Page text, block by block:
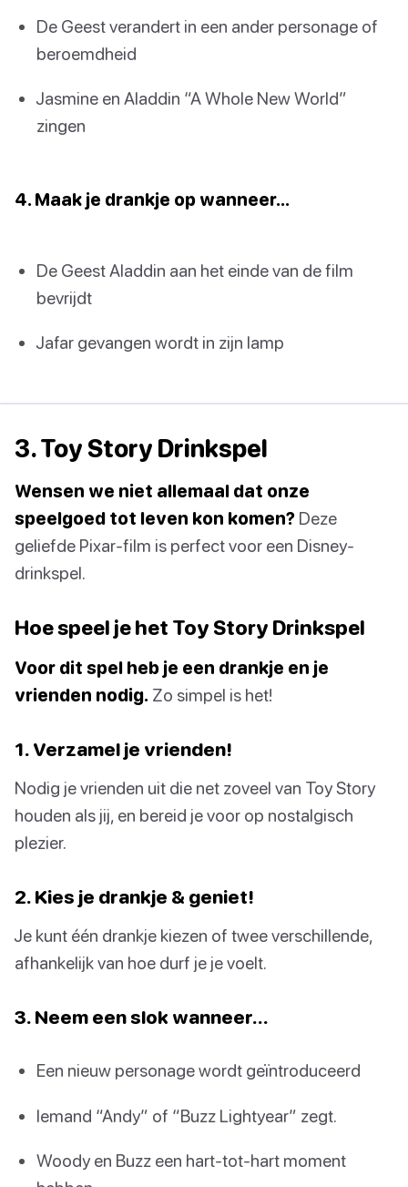
De Geest verandert in een ander personage of
beroemdheid
Jasmine en Aladdin “A Whole New World”
zingen
4. Maak je drankje op wanneer…
De Geest Aladdin aan het einde van de film
bevrijdt
Jafar gevangen wordt in zijn lamp
3. Toy Story Drinkspel
Wensen we niet allemaal dat onze
speelgoed tot leven kon komen? Deze
geliefde Pixar-film is perfect voor een Disney-
drinkspel.
Hoe speel je het Toy Story Drinkspel
Voor dit spel heb je een drankje en je
vrienden nodig. Zo simpel is het!
1. Verzamel je vrienden!
Nodig je vrienden uit die net zoveel van Toy Story
houden als jij, en bereid je voor op nostalgisch
plezier.
2. Kies je drankje & geniet!
Je kunt één drankje kiezen of twee verschillende,
afhankelijk van hoe durf je je voelt.
3. Neem een slok wanneer…
Een nieuw personage wordt geïntroduceerd
Iemand “Andy” of “Buzz Lightyear” zegt.
Woody en Buzz een hart-tot-hart moment